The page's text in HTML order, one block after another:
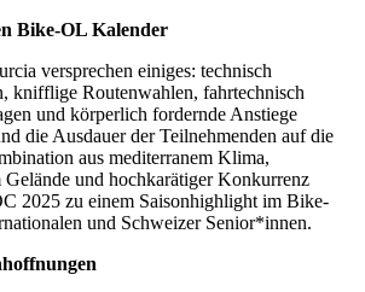
Bike-OL Kalender
versprechen einiges: technisch
knifflige Routenwahlen, fahrtechnisch
und körperlich fordernde Anstiege
die Ausdauer der Teilnehmenden auf die
aus mediterranem Klima,
Gelände und hochkarätiger Konkurrenz
2025 zu einem Saisonhighlight im Bike-
und Schweizer Senior*innen.